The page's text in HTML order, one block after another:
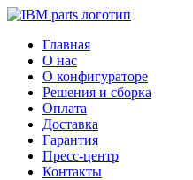
Главная
О нас
О конфигураторе
Решения и сборка
Оплата
Доставка
Гарантия
Пресс-центр
Контакты